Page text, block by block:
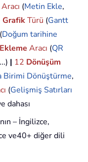
Aracı (Metin Ekle,
GrafikTürü (Gantt
(Doğum tarihine
Ekleme Aracı (QR
| 12 Dönüşüm
Birimi Dönüştürme,
(Gelişmiş Satırları
dahası
– İngilizce,
ve40+ diğer dili